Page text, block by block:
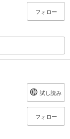
フォロー
試し読み
フォロー